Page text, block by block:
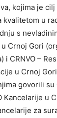
kojima je
u
s
Crnoj Gori
i CRNVO –
u Crnoj
govorili su
Kancelarije u
za